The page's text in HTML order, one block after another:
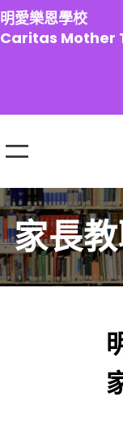
跳
至
主
明愛樂恩學校
Caritas Mother
家長